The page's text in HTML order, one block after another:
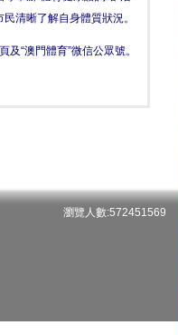
清晰了解自身體質狀況。
“澳門體育”微信公眾號。
瀏覽人數:572451569